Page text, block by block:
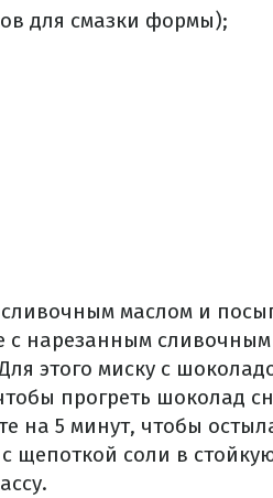
для смазки формы);
маслом и
с нарезанным
этого миску с
прогреть шоколад
на 5 минут, чтобы
щепоткой соли в